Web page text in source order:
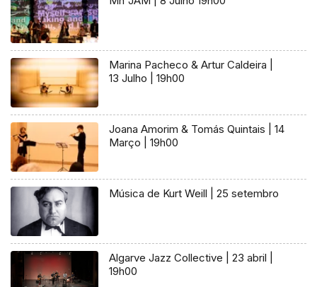
Marina Pacheco & Artur Caldeira |
13 Julho | 19h00
Joana Amorim & Tomás Quintais | 14
Março | 19h00
Música de Kurt Weill | 25 setembro
Algarve Jazz Collective | 23 abril |
19h00